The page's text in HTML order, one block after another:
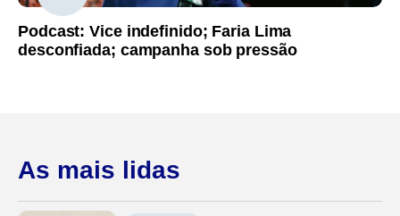
Podcast: Vice indefinido; Faria Lima
desconfiada; campanha sob pressão
As mais lidas